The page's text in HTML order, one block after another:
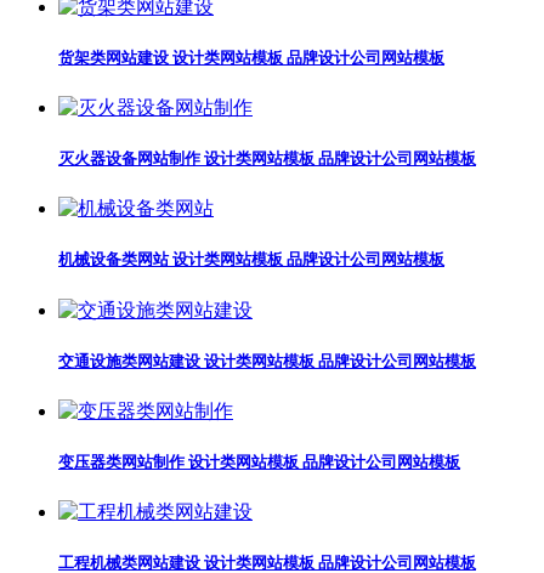
货架类网站建设 设计类网站模板 品牌设计公司网站模板
灭火器设备网站制作 设计类网站模板 品牌设计公司网站模板
机械设备类网站 设计类网站模板 品牌设计公司网站模板
交通设施类网站建设 设计类网站模板 品牌设计公司网站模板
变压器类网站制作 设计类网站模板 品牌设计公司网站模板
工程机械类网站建设 设计类网站模板 品牌设计公司网站模板